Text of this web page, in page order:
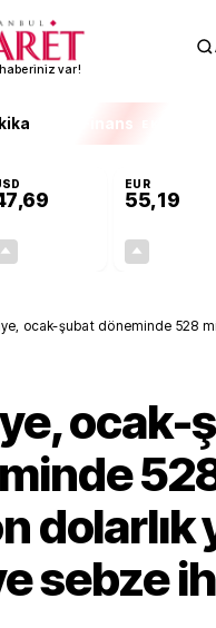
var!
Finans
EUR
55,19
ocak-şubat döneminde 528
ocak-
dolarlık
sebze